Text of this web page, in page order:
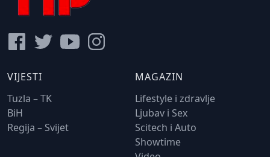
VIJESTI
Tuzla – TK
BiH
Regija – Svijet
MAGAZIN
Lifestyle i zdravlje
Ljubav i Sex
Scitech i Auto
Showtime